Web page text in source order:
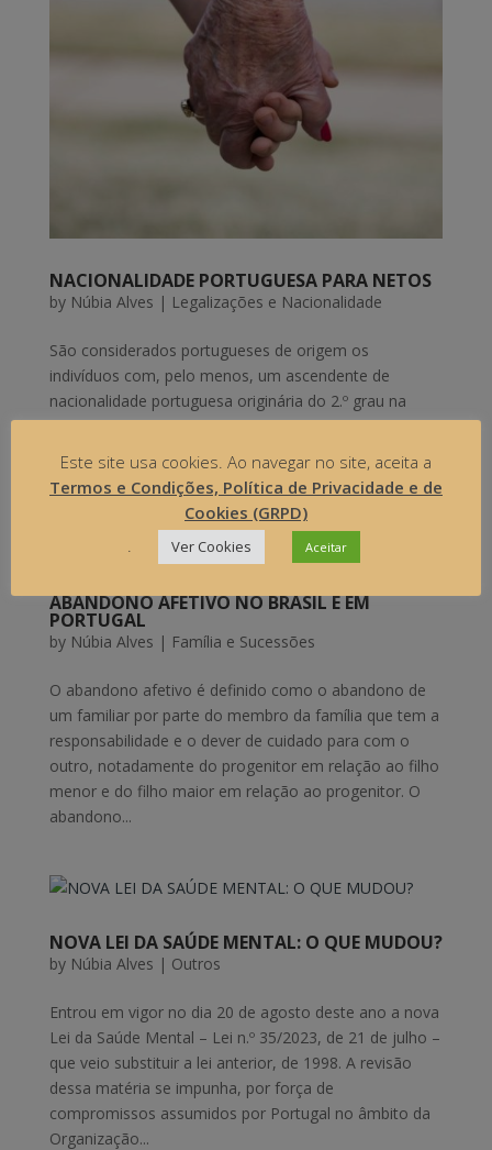
NACIONALIDADE PORTUGUESA PARA NETOS
by Núbia Alves | Legalizações e Nacionalidade
São considerados portugueses de origem os
indivíduos com, pelo menos, um ascendente de
nacionalidade portuguesa originária do 2.º grau na
linha reta que não tenha perdido essa nacionalidade.
ABANDONO AFETIVO NO BRASIL E EM
PORTUGAL
by Núbia Alves | Família e Sucessões
O abandono afetivo é definido como o abandono de
um familiar por parte do membro da família que tem a
responsabilidade e o dever de cuidado para com o
outro, notadamente do progenitor em relação ao filho
menor e do filho maior em relação ao progenitor. O
abandono...
NOVA LEI DA SAÚDE MENTAL: O QUE MUDOU?
by Núbia Alves | Outros
Entrou em vigor no dia 20 de agosto deste ano a nova
Lei da Saúde Mental – Lei n.º 35/2023, de 21 de julho –
que veio substituir a lei anterior, de 1998. A revisão
dessa matéria se impunha, por força de
compromissos assumidos por Portugal no âmbito da
Organização...
Este site usa cookies. Ao navegar no site, aceita a
Termos e Condições, Política de Privacidade e de
Cookies (GRPD)
Ver Cookies Aceitar